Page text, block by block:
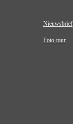
Nieuwsbrief
Foto-tour